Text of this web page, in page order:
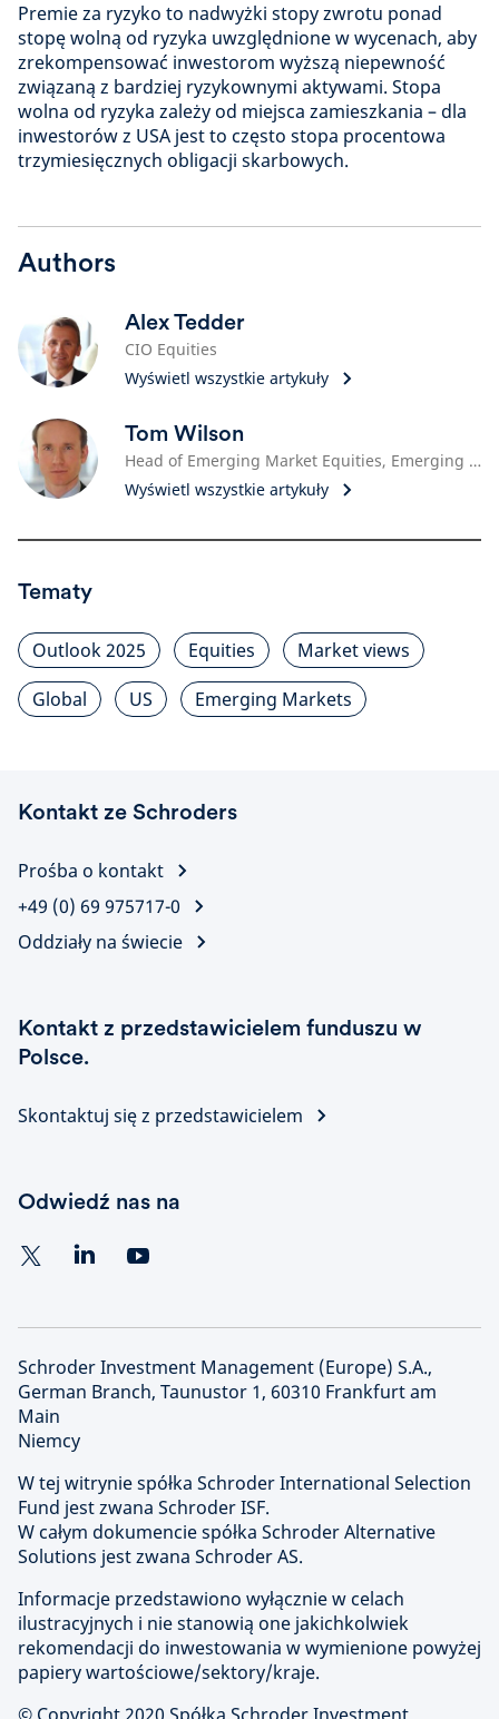
Premie za ryzyko to nadwyżki stopy zwrotu ponad
stopę wolną od ryzyka uwzględnione w wycenach, aby
zrekompensować inwestorom wyższą niepewność
związaną z bardziej ryzykownymi aktywami. Stopa
wolna od ryzyka zależy od miejsca zamieszkania – dla
inwestorów z USA jest to często stopa procentowa
trzymiesięcznych obligacji skarbowych.
Authors
Alex Tedder
CIO Equities
Wyświetl wszystkie artykuły
Tom Wilson
Head of Emerging Market Equities, Emerging Markets Equity
Wyświetl wszystkie artykuły
Tematy
Outlook 2025 Equities
Market views
Global
US Emerging Markets
Kontakt ze Schroders
Prośba o kontakt
+49 (0) 69 975717-0
Oddziały na świecie
Kontakt z przedstawicielem funduszu w
Polsce.
Skontaktuj się z przedstawicielem
Odwiedź nas na
Schroder Investment Management (Europe) S.A.,
German Branch, Taunustor 1, 60310 Frankfurt am
Main
Niemcy
W tej witrynie spółka Schroder International Selection
Fund jest zwana Schroder ISF.
W całym dokumencie spółka Schroder Alternative
Solutions jest zwana Schroder AS.
Informacje przedstawiono wyłącznie w celach
ilustracyjnych i nie stanowią one jakichkolwiek
rekomendacji do inwestowania w wymienione powyżej
papiery wartościowe/sektory/kraje.